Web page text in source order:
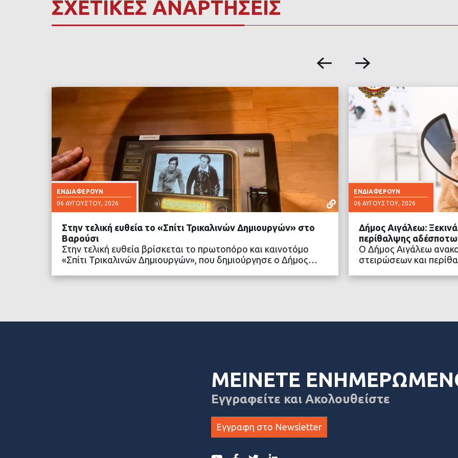
ΣΧΕΤΙΚΕΣ ΑΝΑΡΤΗΣΕΙΣ
ΕΝΔΙΑΦΈΡΟΥΝ
06 ΑΥΓΟΎΣΤΟΥ, 2026
ΔΙΑΒΑΣΤΕ ΠΕΡΙΣΣΟΤΕΡΑ
Στην τελική ευθεία το «Σπίτι Τρικαλινών Δημιουργών» στο
Βαρούσι
Στην τελική ευθεία βρίσκεται το πρωτοπόρο και καινοτόμο
«Σπίτι Τρικαλινών Δημιουργών», που δημιούργησε ο Δήμος…
ΕΝΔΙΑΦΈΡΟΥΝ
06 ΑΥΓΟΎΣΤΟΥ, 2026
Δήμος Αιγάλεω:
περίθαλψης
Ο Δήμος Αιγάλεω
στειρώσεων και
ΜΕΙΝΕΤΕ
Εγγραφείτε και Ακολουθείστε
Εγγραφη στο Newsletter